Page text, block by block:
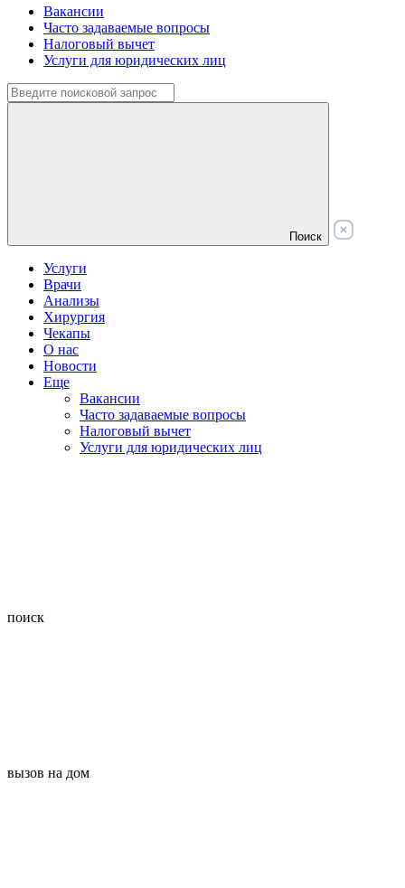
Вакансии
Часто задаваемые вопросы
Налоговый вычет
Услуги для юридических лиц
Поиск
Услуги
Врачи
Анализы
Хирургия
Чекапы
О нас
Новости
Еще
Вакансии
Часто задаваемые вопросы
Налоговый вычет
Услуги для юридических лиц
поиск
вызов на дом